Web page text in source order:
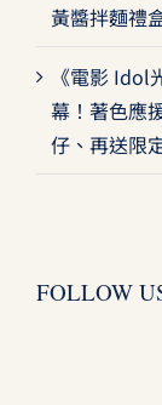
黃醬拌麵禮
《電影
幕！著色應
仔、再送限
FOLLOW